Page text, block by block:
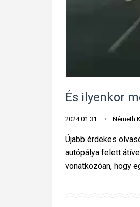
És ilyenkor
2024.01.31. Németh
Újabb érdekes
autópálya felett
vonatkozóan, hogy